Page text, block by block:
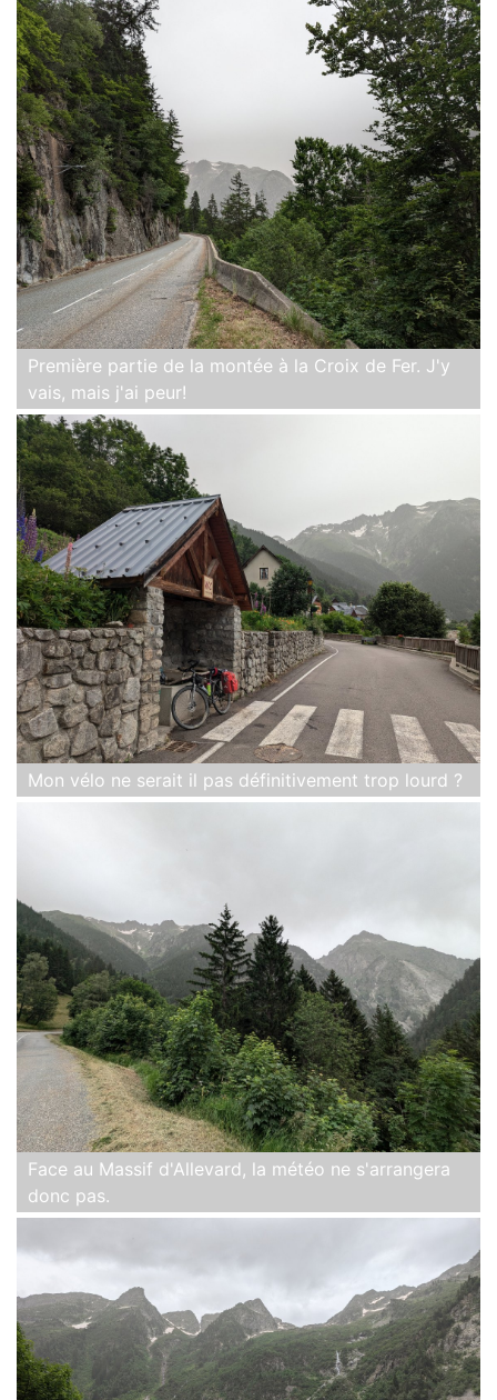
Première partie de la montée à la Croix de Fer. J'y
vais, mais j'ai peur!
Mon vélo ne serait il pas définitivement trop lourd ?
Face au Massif d'Allevard, la météo ne s'arrangera
donc pas.